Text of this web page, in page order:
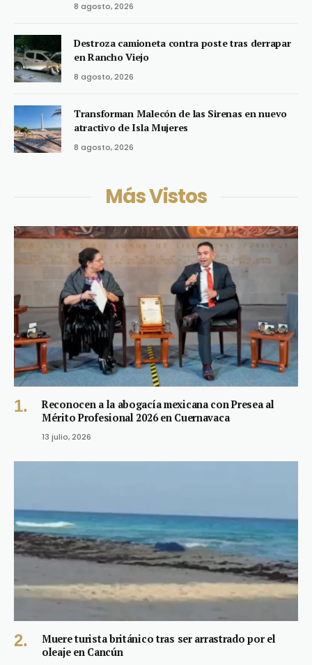
8 agosto, 2026
Destroza camioneta contra poste tras derrapar
en Rancho Viejo
8 agosto, 2026
Transforman Malecón de las Sirenas en nuevo
atractivo de Isla Mujeres
8 agosto, 2026
Más Vistos
Reconocen a la abogacía mexicana con Presea al
Mérito Profesional 2026 en Cuernavaca
13 julio, 2026
Muere turista británico tras ser arrastrado por el
oleaje en Cancún